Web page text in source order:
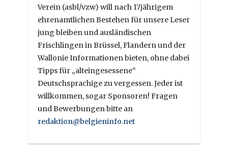
Verein (asbl/vzw) will nach 17jährigem
ehrenamtlichen Bestehen für unsere Leser
jung bleiben und ausländischen
Frischlingen in Brüssel, Flandern und der
Wallonie Informationen bieten, ohne dabei
Tipps für „alteingesessene“
Deutschsprachige zu vergessen. Jeder ist
willkommen, sogar Sponsoren! Fragen
und Bewerbungen bitte an
redaktion@belgieninfo.net